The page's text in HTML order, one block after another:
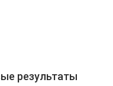
результаты